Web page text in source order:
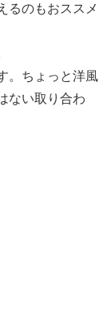
るのもおススメ
。ちょっと洋風
ない取り合わ